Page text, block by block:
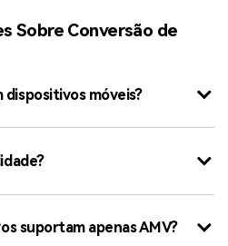
Sobre Conversão de
dispositivos móveis?
suportam apenas AMV?